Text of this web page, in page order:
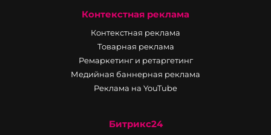
Контекстная реклама
Контекстная реклама
Товарная реклама
Ремаркетинг и ретаргетинг
Медийная баннерная реклама
Реклама на YouTube
Битрикс24